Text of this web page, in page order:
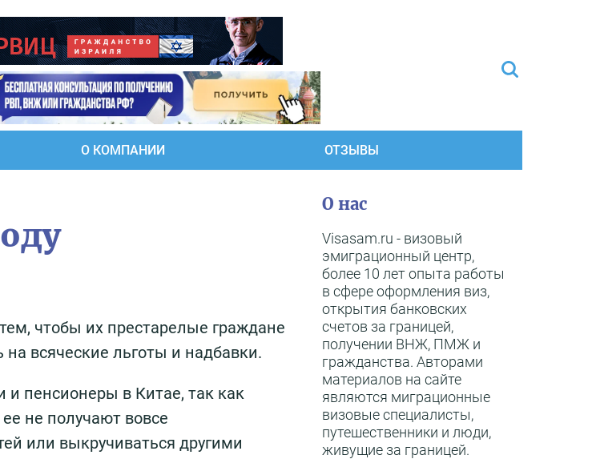
О КОМПАНИИ ОТЗЫВЫ
чтобы их престарелые граждане
всяческие льготы и надбавки.
и пенсионеры в Китае, так как
не получают вовсе
или выкручиваться другими
О нас
Visasam.ru - визовый
эмиграционный центр,
более 10 лет опыта работы
в сфере оформления виз,
открытия банковских
счетов за границей,
получении ВНЖ, ПМЖ и
гражданства. Авторами
материалов на сайте
являются миграционные
визовые специалисты,
путешественники и люди,
живущие за границей.